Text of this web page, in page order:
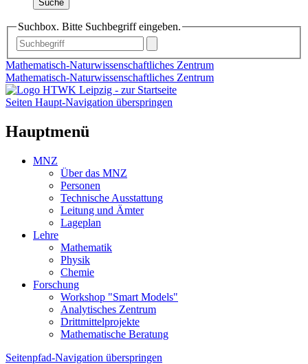
Suche
Suchbox. Bitte Suchbegriff eingeben.
Mathematisch-Naturwissenschaftliches Zentrum
Mathematisch-Naturwissenschaftliches Zentrum
Seiten Haupt-Navigation überspringen
Hauptmenü
MNZ
Über das MNZ
Personen
Technische Ausstattung
Leitung und Ämter
Lageplan
Lehre
Mathematik
Physik
Chemie
Forschung
Workshop "Smart Models"
Analytisches Zentrum
Drittmittelprojekte
Mathematische Beratung
Seitenpfad-Navigation überspringen